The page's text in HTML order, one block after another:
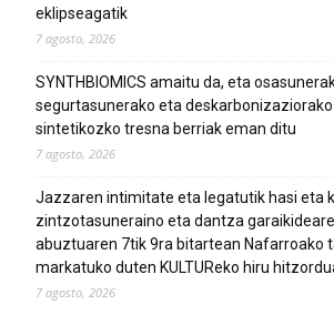
eklipseagatik
7 agosto, 2026
SYNTHBIOMICS amaitu da, eta
segurtasunerako eta
sintetikozko tresna berriak eman ditu
7 agosto, 2026
Jazzaren intimitate eta legatutik hasi eta
zintzotasuneraino eta dantza
abuztuaren 7tik 9ra bitartean Nafarroako
markatuko duten KULTUReko hiru
7 agosto, 2026